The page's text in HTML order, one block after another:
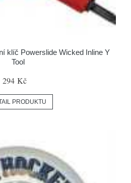
klíč Powerslide Wicked Inline Y
Tool
294 Kč
PRODUKTU